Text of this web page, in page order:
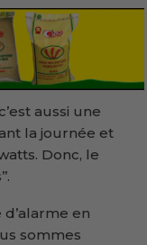
aussi une
la journée et
Donc, le
en
sommes